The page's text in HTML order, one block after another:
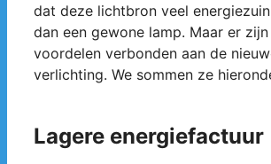
dat deze lichtbron veel
dan een gewone lamp. Maar er
voordelen verbonden aan de
verlichting. We sommen ze
Lagere energiefactuur